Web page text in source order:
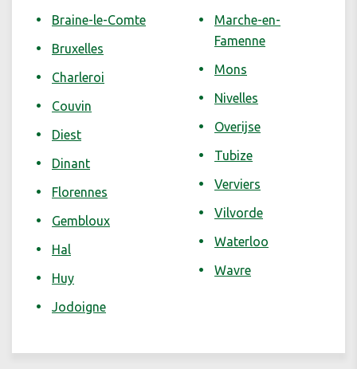
Braine-le-Comte
Bruxelles
Charleroi
Couvin
Diest
Dinant
Florennes
Gembloux
Hal
Huy
Jodoigne
Marche-en-
Famenne
Mons
Nivelles
Overijse
Tubize
Verviers
Vilvorde
Waterloo
Wavre